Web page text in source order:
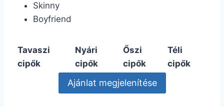
Skinny
Boyfriend
Tavaszi
cipők
Nyári
cipők
Őszi
cipők
Téli
cipők